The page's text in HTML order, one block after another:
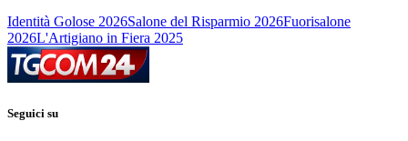
Identità Golose 2026Salone del Risparmio 2026Fuorisalone
2026L'Artigiano in Fiera 2025
Seguici su